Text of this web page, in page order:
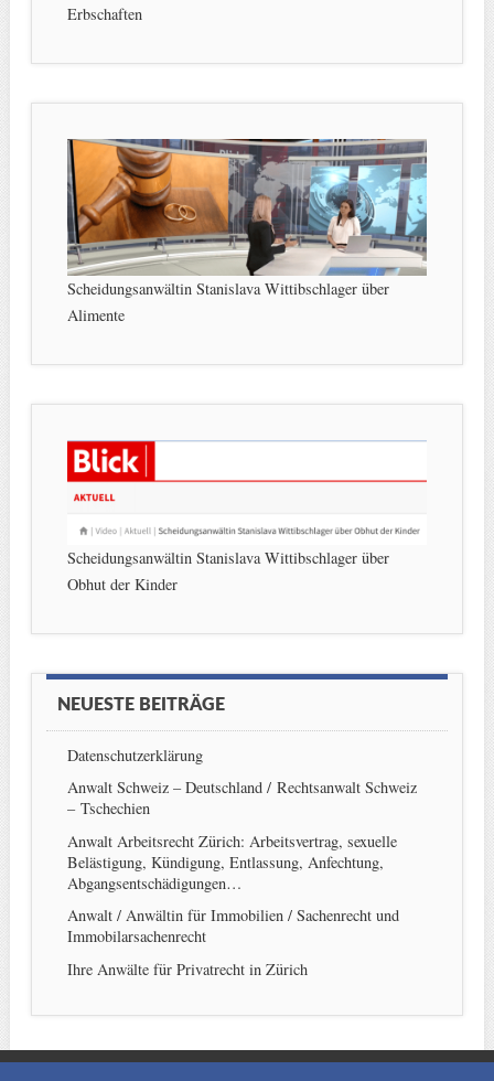
Erbschaften
Scheidungsanwältin Stanislava Wittibschlager über
Alimente
Scheidungsanwältin Stanislava Wittibschlager über
Obhut der Kinder
NEUESTE BEITRÄGE
Datenschutzerklärung
Anwalt Schweiz – Deutschland / Rechtsanwalt Schweiz
– Tschechien
Anwalt Arbeitsrecht Zürich: Arbeitsvertrag, sexuelle
Belästigung, Kündigung, Entlassung, Anfechtung,
Abgangsentschädigungen…
Anwalt / Anwältin für Immobilien / Sachenrecht und
Immobilarsachenrecht
Ihre Anwälte für Privatrecht in Zürich